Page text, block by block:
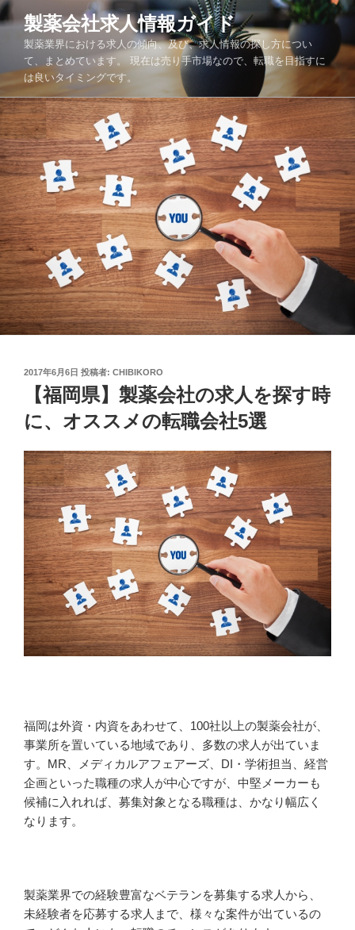
コ
ン
ツ
へ
ス
キ
ッ
プ
製薬会社求人情報ガイド
製薬業界における求人の傾向、及び、求人情報の探し方につい
て、まとめています。 現在は売り手市場なので、転職を目指すに
は良いタイミングです。
投
2017年6月6日 投稿者: CHIBIKORO
【福岡県】製薬会社の求人を探す時
に、オススメの転職会社5選
福岡は外資・内資をあわせて、100社以上の製薬会社が、
事業所を置いている地域であり、多数の求人が出ていま
す。MR、メディカルアフェアーズ、DI・学術担当、経営
企画といった職種の求人が中心ですが、中堅メーカーも
候補に入れれば、募集対象となる職種は、かなり幅広く
なります。
製薬業界での経験豊富なベテランを募集する求人から、
未経験者を応募する求人まで、様々な案件が出ているの